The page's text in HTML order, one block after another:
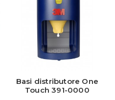
Basi distributore One
Touch 391-0000